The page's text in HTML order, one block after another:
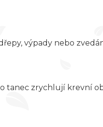
výpady nebo
tanec zrychlují krevní